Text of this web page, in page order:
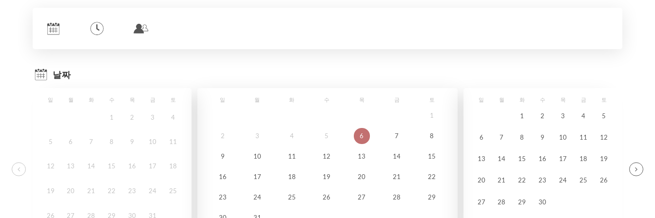
날짜
일 월 화 수 목 금 토
1 2 3 4
5 6 7 8 9 10 11
12 13 14 15 16 17 18
19 20 21 22 23 24 25
26 27 28 29 30 31
일 월 화 수 목 금 토
1
2 3 4 5 6 7 8
9 10 11 12 13 14 15
16 17 18 19 20 21 22
23 24 25 26 27 28 29
일 월 화 수 목 금 토
1 2 3 4 5
6 7 8 9 10 11 12
13 14 15 16 17 18 19
20 21 22 23 24 25 26
27 28 29 30